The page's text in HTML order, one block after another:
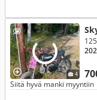
4
Siitä hyvä manki myyntiin